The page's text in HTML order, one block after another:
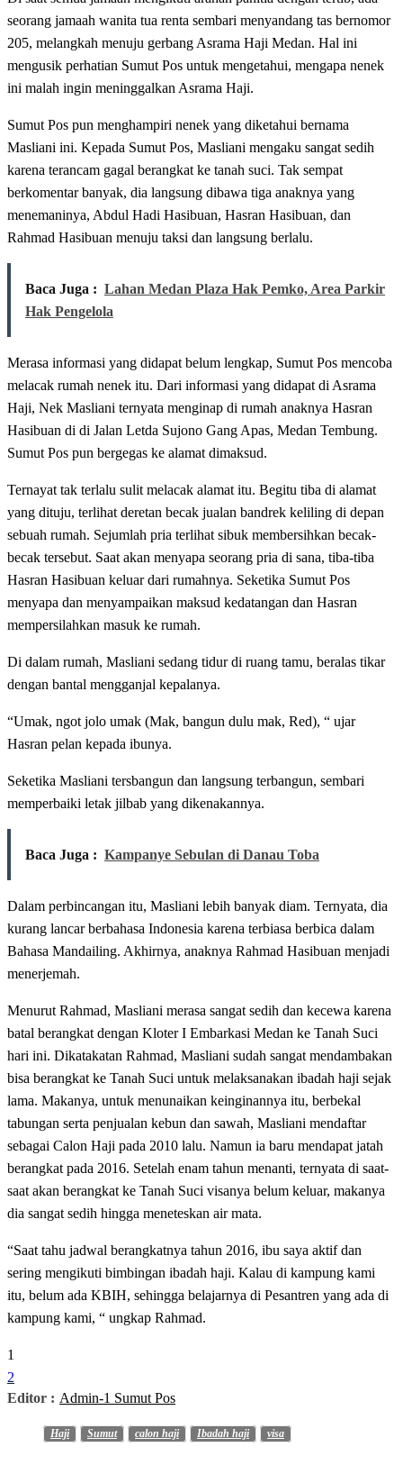
seorang jamaah wanita tua renta sembari menyandang tas bernomor
205, melangkah menuju gerbang Asrama Haji Medan. Hal ini
mengusik perhatian Sumut Pos untuk mengetahui, mengapa nenek
ini malah ingin meninggalkan Asrama Haji.
Sumut Pos pun menghampiri nenek yang diketahui bernama
Masliani ini. Kepada Sumut Pos, Masliani mengaku sangat sedih
karena terancam gagal berangkat ke tanah suci. Tak sempat
berkomentar banyak, dia langsung dibawa tiga anaknya yang
menemaninya, Abdul Hadi Hasibuan, Hasran Hasibuan, dan
Rahmad Hasibuan menuju taksi dan langsung berlalu.
Baca Juga : Lahan Medan Plaza Hak Pemko, Area Parkir
Hak Pengelola
Merasa informasi yang didapat belum lengkap, Sumut Pos mencoba
melacak rumah nenek itu. Dari informasi yang didapat di Asrama
Haji, Nek Masliani ternyata menginap di rumah anaknya Hasran
Hasibuan di di Jalan Letda Sujono Gang Apas, Medan Tembung.
Sumut Pos pun bergegas ke alamat dimaksud.
Ternayat tak terlalu sulit melacak alamat itu. Begitu tiba di alamat
yang dituju, terlihat deretan becak jualan bandrek keliling di depan
sebuah rumah. Sejumlah pria terlihat sibuk membersihkan becak-
becak tersebut. Saat akan menyapa seorang pria di sana, tiba-tiba
Hasran Hasibuan keluar dari rumahnya. Seketika Sumut Pos
menyapa dan menyampaikan maksud kedatangan dan Hasran
mempersilahkan masuk ke rumah.
Di dalam rumah, Masliani sedang tidur di ruang tamu, beralas tikar
dengan bantal mengganjal kepalanya.
“Umak, ngot jolo umak (Mak, bangun dulu mak, Red), “ ujar
Hasran pelan kepada ibunya.
Seketika Masliani tersbangun dan langsung terbangun, sembari
memperbaiki letak jilbab yang dikenakannya.
Baca Juga : Kampanye Sebulan di Danau Toba
Dalam perbincangan itu, Masliani lebih banyak diam. Ternyata, dia
kurang lancar berbahasa Indonesia karena terbiasa berbica dalam
Bahasa Mandailing. Akhirnya, anaknya Rahmad Hasibuan menjadi
menerjemah.
Menurut Rahmad, Masliani merasa sangat sedih dan kecewa karena
batal berangkat dengan Kloter I Embarkasi Medan ke Tanah Suci
hari ini. Dikatakatan Rahmad, Masliani sudah sangat mendambakan
bisa berangkat ke Tanah Suci untuk melaksanakan ibadah haji sejak
lama. Makanya, untuk menunaikan keinginannya itu, berbekal
tabungan serta penjualan kebun dan sawah, Masliani mendaftar
sebagai Calon Haji pada 2010 lalu. Namun ia baru mendapat jatah
berangkat pada 2016. Setelah enam tahun menanti, ternyata di saat-
saat akan berangkat ke Tanah Suci visanya belum keluar, makanya
dia sangat sedih hingga meneteskan air mata.
“Saat tahu jadwal berangkatnya tahun 2016, ibu saya aktif dan
sering mengikuti bimbingan ibadah haji. Kalau di kampung kami
itu, belum ada KBIH, sehingga belajarnya di Pesantren yang ada di
kampung kami, “ ungkap Rahmad.
1
2
Editor : Admin-1 Sumut Pos
Haji Sumut calon haji Ibadah haji visa